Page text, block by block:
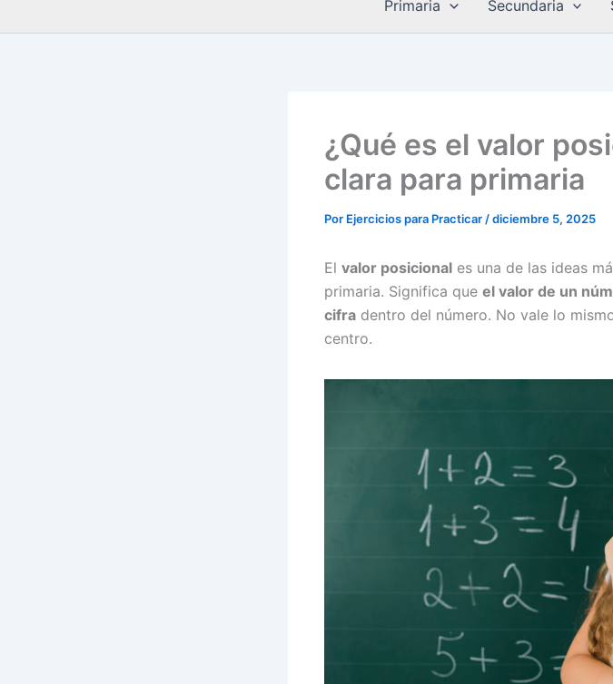
Primaria Secundaria
¿Qué es el valor
clara para primaria
Por Ejercicios para Practicar /diciembre 5, 2025
El valor posicional es una de las ideas
primaria. Significa que el valor de un
cifra dentro del número. No vale lo
centro.